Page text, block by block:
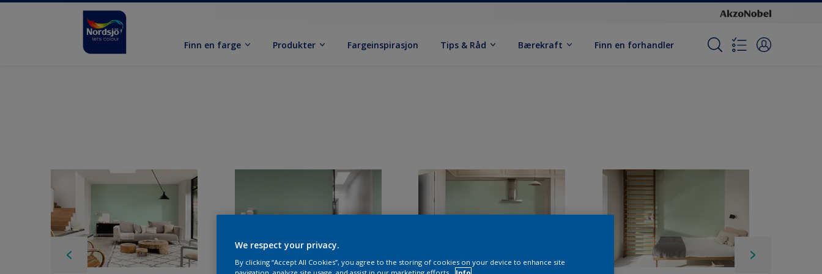
Finn en farge Produkter Fargeinspirasjon Tips & Råd Bærekraft Finn en forhandler
We respect your privacy.
By clicking “Accept All Cookies”, you agree to the storing of cookies on your device to enhance site